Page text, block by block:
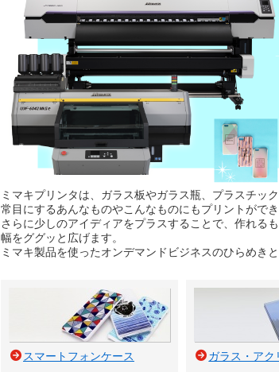
ミマキプリンタは、ガラス板やガラス瓶、プラスチッ
常目にするあんなものやこんなものにもプリントができ
さらに少しのアイディアをプラスすることで、作れ
幅をググッと広げます。
ミマキ製品を使ったオンデマンドビジネスのひらめき
スマートフォンケース ガラス・アク